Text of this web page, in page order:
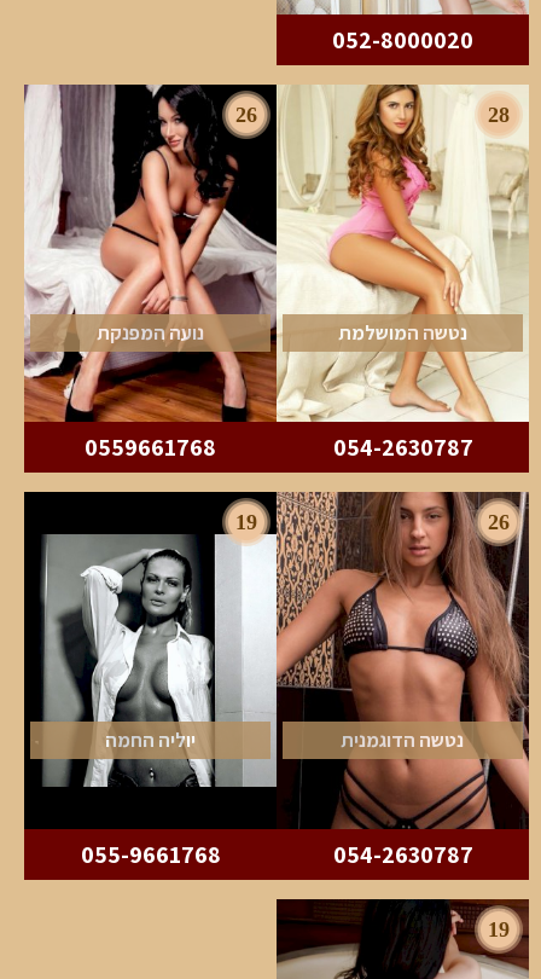
052-8000020
28
נטשה המושלמת
054-2630787
26
נועה המפנקת
0559661768
26
נטשה הדוגמנית
054-2630787
19
יוליה החמה
055-9661768
19